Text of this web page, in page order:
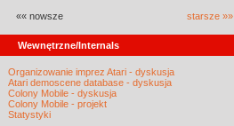
«« nowsze starsze »»
Wewnętrzne/Internals
Organizowanie imprez Atari - dyskusja
Atari demoscene database - dyskusja
Colony Mobile - dyskusja
Colony Mobile - projekt
Statystyki